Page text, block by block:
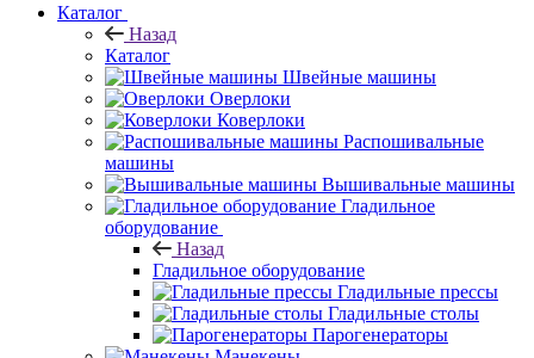
Каталог
Назад
Каталог
Швейные машины
Оверлоки
Коверлоки
Распошивальные
машины
Вышивальные машины
Гладильное
оборудование
Назад
Гладильное оборудование
Гладильные прессы
Гладильные столы
Парогенераторы